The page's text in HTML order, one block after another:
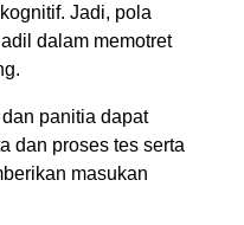
Jadi, pola
dalam memotret
panitia dapat
dan proses tes serta
masukan